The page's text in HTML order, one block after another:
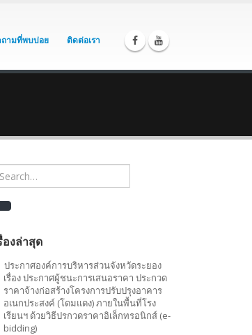
ถามที่พบบ่อย ติดต่อเรา
องล่าสุด
ประกาศองค์การบริหารส่วนจังหวัดระยอง
เรื่อง ประกาศผู้ชนะการเสนอราคา ประกวด
ราคาจ้างก่อสร้างโครงการปรับปรุงอาคาร
อเนกประสงค์ (โดมแดง) ภายในพื้นที่โรง
เรียนฯ ด้วยวิธีปรกวดราคาอิเล็กทรอนิกส์ (e-
bidding)